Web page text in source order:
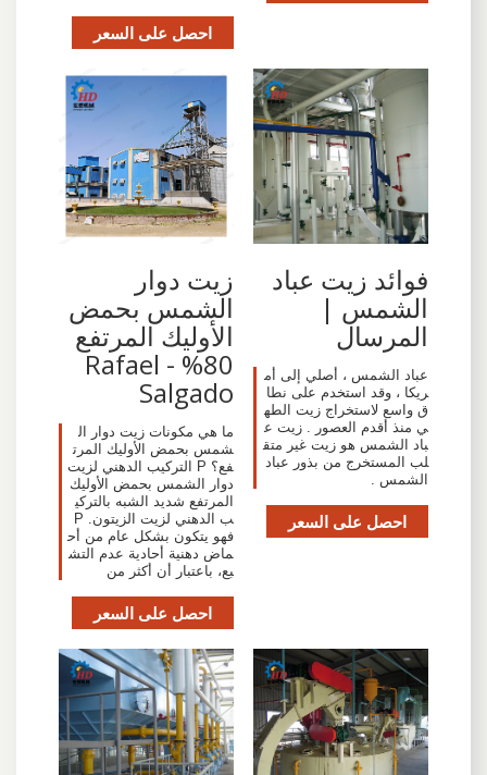
احصل على السعر
فوائد زيت عباد
الشمس |
المرسال
عباد الشمس ، أصلي إلى أم
ريكا ، وقد استخدم على نطا
ق واسع لاستخراج زيت الطه
ي منذ أقدم العصور . زيت ع
باد الشمس هو زيت غير متق
لب المستخرج من بذور عباد
الشمس .
احصل على السعر
زيت دوار
الشمس بحمض
الأوليك المرتفع
80% - Rafael
Salgado
ما هي مكونات زيت دوار ال
شمس بحمض الأوليك المرت
فع؟ P التركيب الدهني لزيت
دوار الشمس بحمض الأوليك
المرتفع شديد الشبه بالتركي
ب الدهني لزيت الزيتون. P
فهو يتكون بشكل عام من أح
ماض دهنية أحادية عدم التش
بع، باعتبار أن أكثر من
احصل على السعر